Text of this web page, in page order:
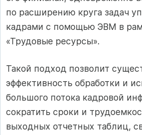
по расширению круга задач
кадрами с помощью ЭВМ в
«Трудовые ресурсы».
Такой подход позволит
эффективность обработки и
большого потока кадровой
сократить сроки и
выходных отчетных таблиц,